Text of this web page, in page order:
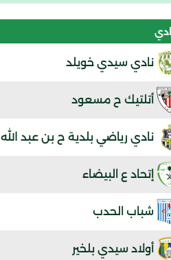
نادي سيدي خويلد
أتلتيك ح مسعود
نادي رياضي بلدية ح بن عبد الله
إتحاد ع البيضاء
شباب الحدب
أولاد سيدي بلخير